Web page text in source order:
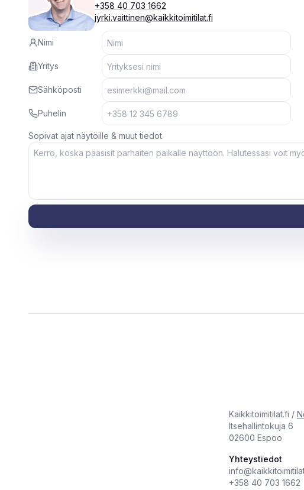
+358 40 703 1662
jyrki.vaittinen@kaikkitoimitilat.fi
Nimi
Yritys
Sähköposti
Puhelin
Sopivat ajat näytöille & muut tiedot
Kaikkitoimitilat.fi /
Itsehallintokuja 6
02600 Espoo
Yhteystiedot
+358 40 703 1662